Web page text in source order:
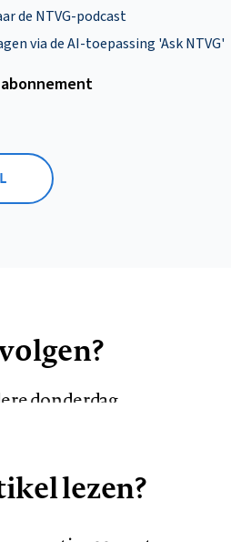
de NTVG-podcast
via de AI-toepassing 'Ask NTVG'
donderdag
lezen?